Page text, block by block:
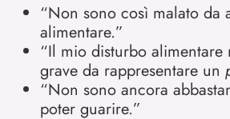
“Non sono così malato da
alimentare.”
“Il mio disturbo alimentare
grave da rappresentare un
“Non sono ancora
poter guarire.”